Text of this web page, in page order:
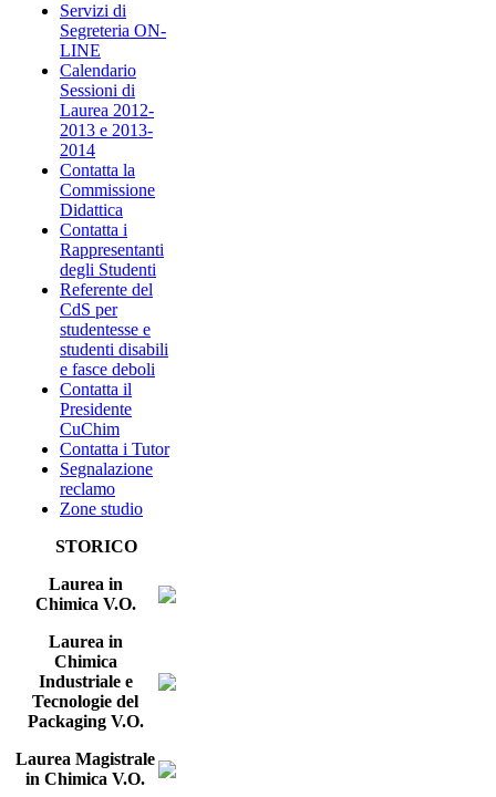
Servizi di
Segreteria ON-
LINE
Calendario
Sessioni di
Laurea 2012-
2013 e 2013-
2014
Contatta la
Commissione
Didattica
Contatta i
Rappresentanti
degli Studenti
Referente del
CdS per
studentesse e
studenti disabili
e fasce deboli
Contatta il
Presidente
CuChim
Contatta i Tutor
Segnalazione
reclamo
Zone studio
STORICO
Laurea in
Chimica V.O.
Laurea in
Chimica
Industriale e
Tecnologie del
Packaging V.O.
Laurea Magistrale
in Chimica V.O.